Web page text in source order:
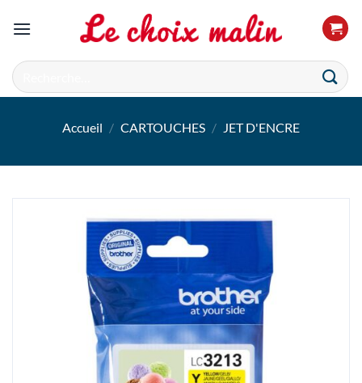
Recherche
pour :
Accueil / CARTOUCHES / JET D'ENCRE